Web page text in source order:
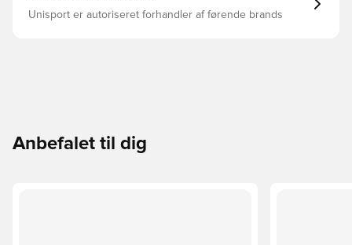
Unisport er autoriseret forhandler af førende brands
Anbefalet til dig